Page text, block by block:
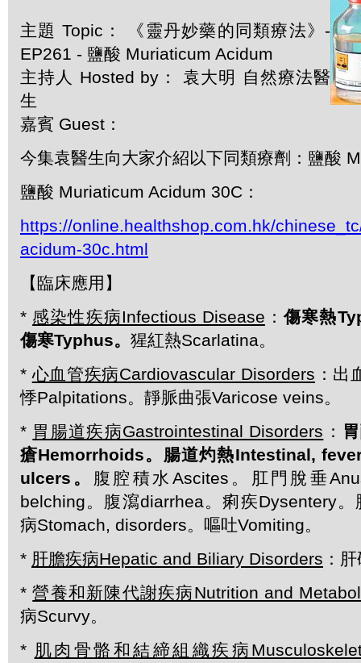
主題 Topic： 《靈丹妙藥的同類療法》-
EP261 - 鹽酸 Muriaticum Acidum
主持人 Hosted by： 袁大明 自然療法醫
生
嘉賓 Guest：
今集袁醫生向大家介紹以下同類療劑：鹽酸
鹽酸 Muriaticum Acidum 30C：
https://online.healthshop.com.hk/
acidum-30c.html
【臨床應用】
* 感染性疾病Infectious Disease ：傷寒熱
傷寒Typhus。 猩紅熱Scarlatina。
*心血管疾病Cardiovascular Disorders ：出
悸Palpitations。靜脈曲張Varicose veins。
* 胃腸道疾病Gastrointestinal Disorders ：
瘡Hemorrhoids。腸道灼熱Intestinal,
ulcers。 腹腔積水Ascites。肛門脫垂
belching。腹瀉diarrhea。痢疾Dysentery
病Stomach, disorders。嘔吐Vomiting。
* 肝膽疾病Hepatic and Biliary Disorders ：
*營養和新陳代謝疾病Nutrition and
病Scurvy。
* 肌肉骨骼和結締組織疾病